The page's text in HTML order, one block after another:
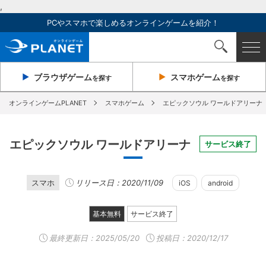
,
PCやスマホで楽しめるオンラインゲームを紹介！
ブラウザゲームを探す スマホゲームを探す
オンラインゲームPLANET スマホゲーム エピックソウル ワールドアリーナ
エピックソウル ワールドアリーナ サービス終了
スマホ リリース日：2020/11/09 iOS android
基本無料 サービス終了
最終更新日： 2025/05/20 投稿日：2020/12/17